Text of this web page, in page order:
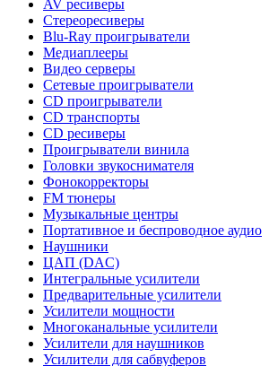
AV ресиверы
Стереоресиверы
Blu-Ray проигрыватели
Медиаплееры
Видео серверы
Сетевые проигрыватели
CD проигрыватели
CD транспорты
CD ресиверы
Проигрыватели винила
Головки звукоснимателя
Фонокорректоры
FM тюнеры
Музыкальные центры
Портативное и беспроводное аудио
Наушники
ЦАП (DAC)
Интегральные усилители
Предварительные усилители
Усилители мощности
Многоканальные усилители
Усилители для наушников
Усилители для сабвуферов